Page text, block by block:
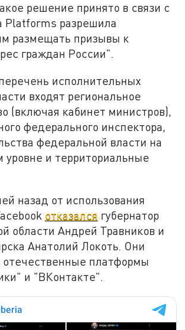
решение принято в связи с
Platforms разрешила
размещать призывы к
граждан России".
исполнительных
входят региональное
(включая кабинет министров),
федерального инспектора,
федеральной власти на
уровне и территориальные
назад от использования
отказался губернатор
области Андрей Травников и
Анатолий Локоть. Они
отечественные платформы
и "ВКонтакте".